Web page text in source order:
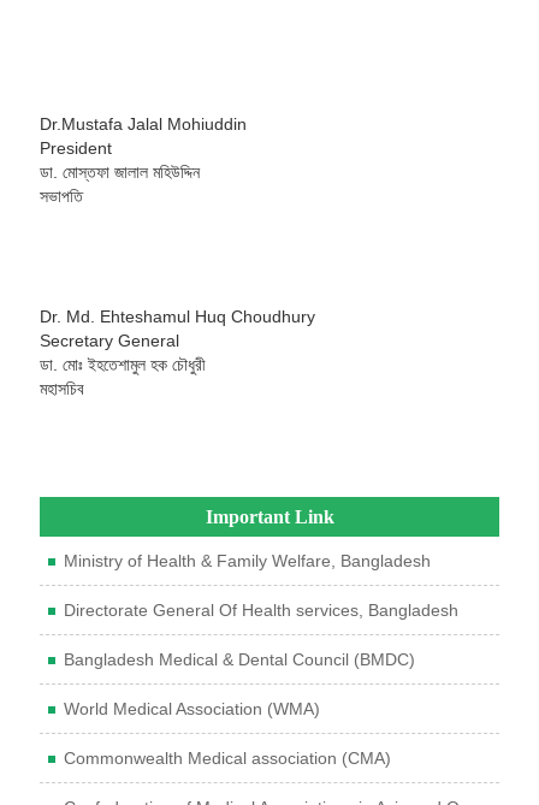
Dr.Mustafa Jalal Mohiuddin
President
ডা. মোস্তফা জালাল মহিউদ্দিন
সভাপতি
Dr. Md. Ehteshamul Huq Choudhury
Secretary General
ডা. মোঃ ইহতেশামুল হক চৌধুরী
মহাসচিব
Important Link
Ministry of Health & Family Welfare, Bangladesh
Directorate General Of Health services, Bangladesh
Bangladesh Medical & Dental Council (BMDC)
World Medical Association (WMA)
Commonwealth Medical association (CMA)